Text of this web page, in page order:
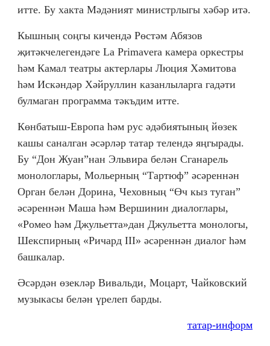
итте. Бу хакта Мәдәният министрлыгы хәбәр итә.
Кышның соңгы кичендә Рөстәм Абязов
җитәкчелегендәге La Primavera камера оркестры
һәм Камал театры актерлары Люция Хәмитова
һәм Искәндәр Хәйруллин казанлыларга гадәти
булмаган программа тәкъдим итте.
Көнбатыш-Европа һәм рус әдәбиятының йөзек
кашы саналган әсәрләр татар телендә яңгырады.
Бу “Дон Жуан”нан Эльвира белән Сганарель
монологлары, Мольерның “Тартюф” әсәреннән
Орган белән Дорина, Чеховның “Өч кыз туган”
әсәреннән Маша һәм Вершинин диалоглары,
«Ромео һәм Джульетта»дан Джульетта монологы,
Шекспирның «Ричард III» әсәреннән диалог һәм
башкалар.
Әсәрдән өзекләр Вивальди, Моцарт, Чайковский
музыкасы белән үрелеп барды.
татар-информ